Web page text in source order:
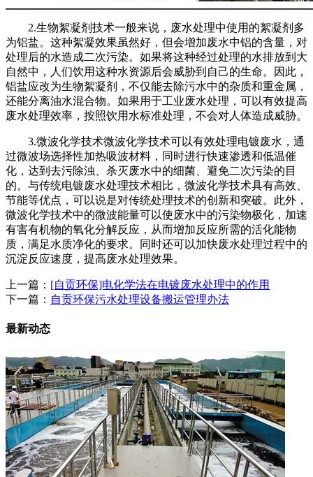
2.生物絮凝剂技术一般来说，废水处理中使用的絮凝剂多
为铝盐。这种絮凝效果虽然好，但会增加废水中铝的含量，对
处理后的水造成二次污染。如果将这种经过处理的水排放到大
自然中，人们饮用这种水资源后会威胁到自己的生命。因此，
铝盐应改为生物絮凝剂，不仅能去除污水中的杂质和重金属，
还能分离油水混合物。如果用于工业废水处理，可以有效提高
废水处理效率，按照饮用水标准处理，不会对人体造成威胁。
3.微波化学技术微波化学技术可以有效处理电镀废水，通
过微波场选择性加热吸波材料，同时进行快速渗透和低温催
化，达到去污除浊、杀灭废水中的细菌、避免二次污染的目
的。与传统电镀废水处理技术相比，微波化学技术具有高效、
节能等优点，可以说是对传统处理技术的创新和突破。此外，
微波化学技术中的微波能量可以使废水中的污染物极化，加速
有害有机物的氧化分解反应，从而增加反应所需的活化能物
质，满足水质净化的要求。同时还可以加快废水处理过程中的
沉淀反应速度，提高废水处理效果。
上一篇： [自贡环保]电化学法在电镀废水处理中的作用
下一篇： 自贡环保污水处理设备搬运管理办法
最新动态